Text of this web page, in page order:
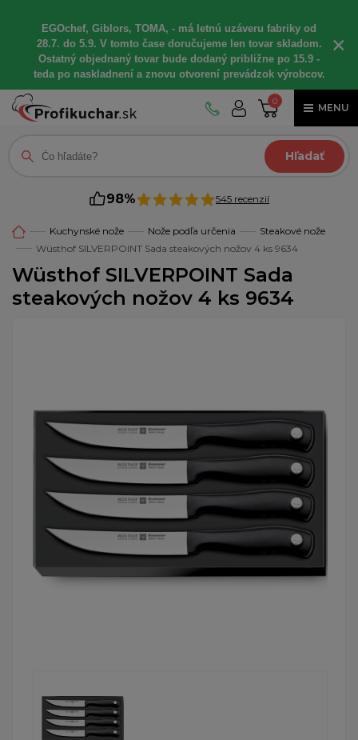
EGOchef, Giblors, TOMA, - má letnú uzáveru fabriky od
28.7. do 5.9. V tomto čase doručujeme len tovar skladom.
Ostatný objednaný tovar bude dodaný približne po 15.9 -
teda po naskladnení a znovu otvorení prevádzok výrobcov.
×
0
MENU
Hľadať
98% 545 recenzií
Kuchynské nože Nože podľa určenia
Steakové nože
Wüsthof SILVERPOINT Sada steakových nožov 4 ks 9634
Wüsthof SILVERPOINT Sada
steakových nožov 4 ks 9634